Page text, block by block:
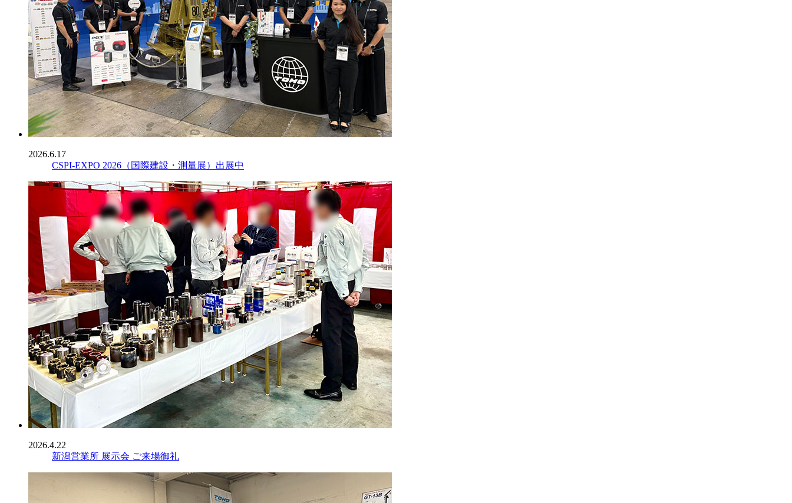
2026.6.17
CSPI-EXPO 2026（国際建設・測量展）出展中
2026.4.22
新潟営業所 展示会 ご来場御礼